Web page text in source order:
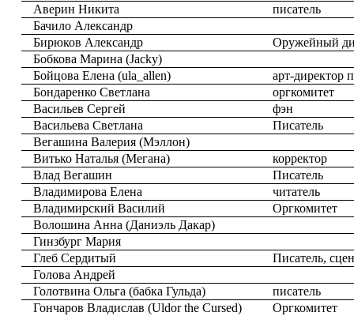
Аверин Никита
писатель
Бачило Александр
Бирюков Александр
Оружейный
Бобкова Марина (Jacky)
Бойцова Елена (ula_allen)
арт-директор
Бондаренко Светлана
оргкомитет
Васильев Сергей
фэн
Васильева Светлана
Писатель
Вегашина Валерия (Мэллон)
Витько Наталья (Мегана)
корректор
Влад Вегашин
Писатель
Владимирова Елена
читатель
Владимирский Василий
Оргкомитет
Волошина Анна (Даниэль Дакар)
Гинзбург Мария
Глеб Сердитый
Писатель,
Голова Андрей
Голотвина Ольга (бабка Гульда)
писатель
Гончаров Владислав (Uldor the Cursed)
Оргкомитет